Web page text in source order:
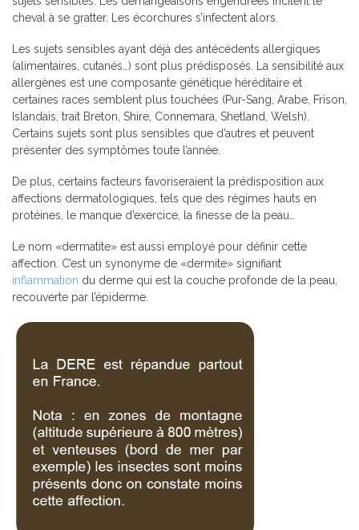
cheval à se gratter. Les écorchures s’infectent alors.
Les sujets sensibles ayant déjà des antécédents allergiques
(alimentaires, cutanés…) sont plus prédisposés. La sensibilité aux
allergènes est une composante génétique héréditaire et
certaines races semblent plus touchées (Pur-Sang, Arabe, Frison,
Islandais, trait Breton, Shire, Connemara, Shetland, Welsh).
Certains sujets sont plus sensibles que d’autres et peuvent
présenter des symptômes toute l’année.
De plus, certains facteurs favoriseraient la prédisposition aux
affections dermatologiques, tels que des régimes hauts en
protéines, le manque d’exercice, la finesse de la peau…
Le nom «dermatite» est aussi employé pour définir cette
affection. C’est un synonyme de «dermite» signifiant
inflammation du derme qui est la couche profonde de la peau,
recouverte par l’épiderme.